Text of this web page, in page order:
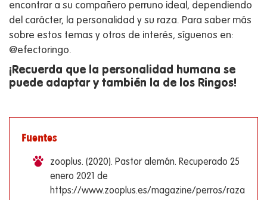
encontrar a su compañero perruno ideal, dependiendo
del carácter, la personalidad y su raza. Para saber más
sobre estos temas y otros de interés, síguenos en:
@efectoringo.
¡Recuerda que la personalidad humana se
puede adaptar y también la de los Ringos!
Fuentes
zooplus. (2020). Pastor alemán. Recuperado 25
enero 2021 de
https://www.zooplus.es/magazine/perros/raza